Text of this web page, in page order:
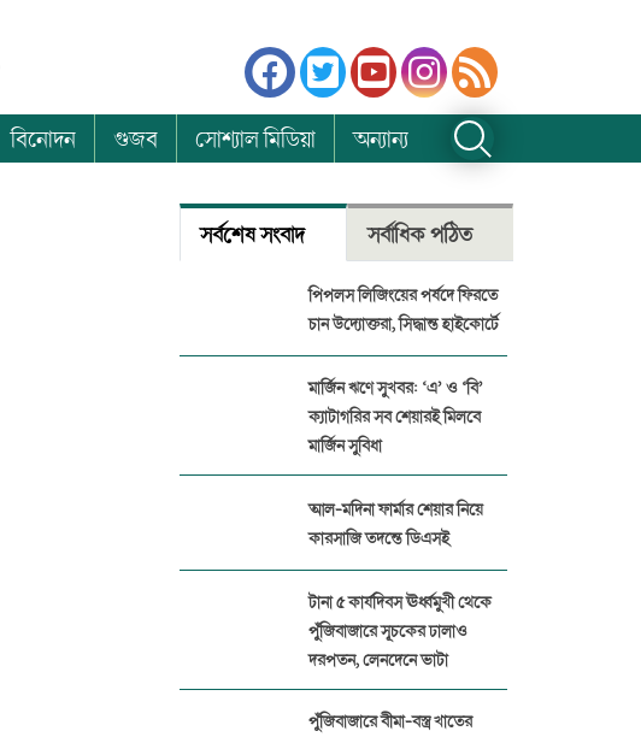
বিনোদন গুজব সোশ্যাল মিডিয়া অন্যান্য
সর্বশেষ সংবাদ সর্বাধিক পঠিত
পিপলস লিজিংয়ের পর্ষদে ফিরতে
চান উদ্যোক্তরা, সিদ্ধান্ত হাইকোর্টে
মার্জিন ঋণে সুখবর: ‘এ’ ও ‘বি’
ক্যাটাগরির সব শেয়ারই মিলবে
মার্জিন সুবিধা
আল-মদিনা ফার্মার শেয়ার নিয়ে
কারসাজি তদন্তে ডিএসই
টানা ৫ কার্যদিবস ঊর্ধ্বমুখী থেকে
পুঁজিবাজারে সূচকের ঢালাও
দরপতন, লেনদেনে ভাটা
পুঁজিবাজারে বীমা-বস্ত্র খাতের